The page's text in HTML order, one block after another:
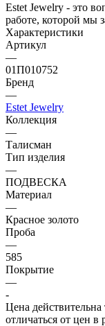
Estet Jewelry - это
работе, которой мы
Характеристики
Артикул
—
01П010752
Бренд
—
Estet Jewelry
Коллекция
—
Талисман
Тип изделия
—
ПОДВЕСКА
Материал
—
Красное золото
Проба
—
585
Покрытие
—
-
Цена
отличаться от цен